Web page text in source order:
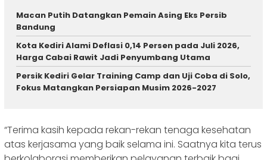
Macan Putih Datangkan Pemain Asing Eks Persib
Bandung
Kota Kediri Alami Deflasi 0,14 Persen pada Juli 2026,
Harga Cabai Rawit Jadi Penyumbang Utama
Persik Kediri Gelar Training Camp dan Uji Coba di Solo,
Fokus Matangkan Persiapan Musim 2026-2027
“Terima kasih kepada rekan-rekan tenaga kesehatan
atas kerjasama yang baik selama ini. Saatnya kita terus